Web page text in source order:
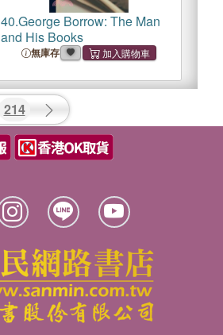
40.George Borrow: The Man
and His Books
無庫存
214